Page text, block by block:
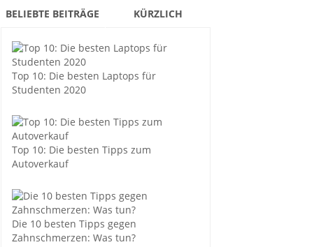
BELIEBTE BEITRÄGE KÜRZLICH
Top 10: Die besten Laptops für
Studenten 2020
Top 10: Die besten Tipps zum
Autoverkauf
Die 10 besten Tipps gegen
Zahnschmerzen: Was tun?